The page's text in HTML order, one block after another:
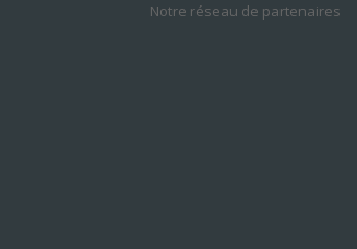
Notre réseau de partenaires